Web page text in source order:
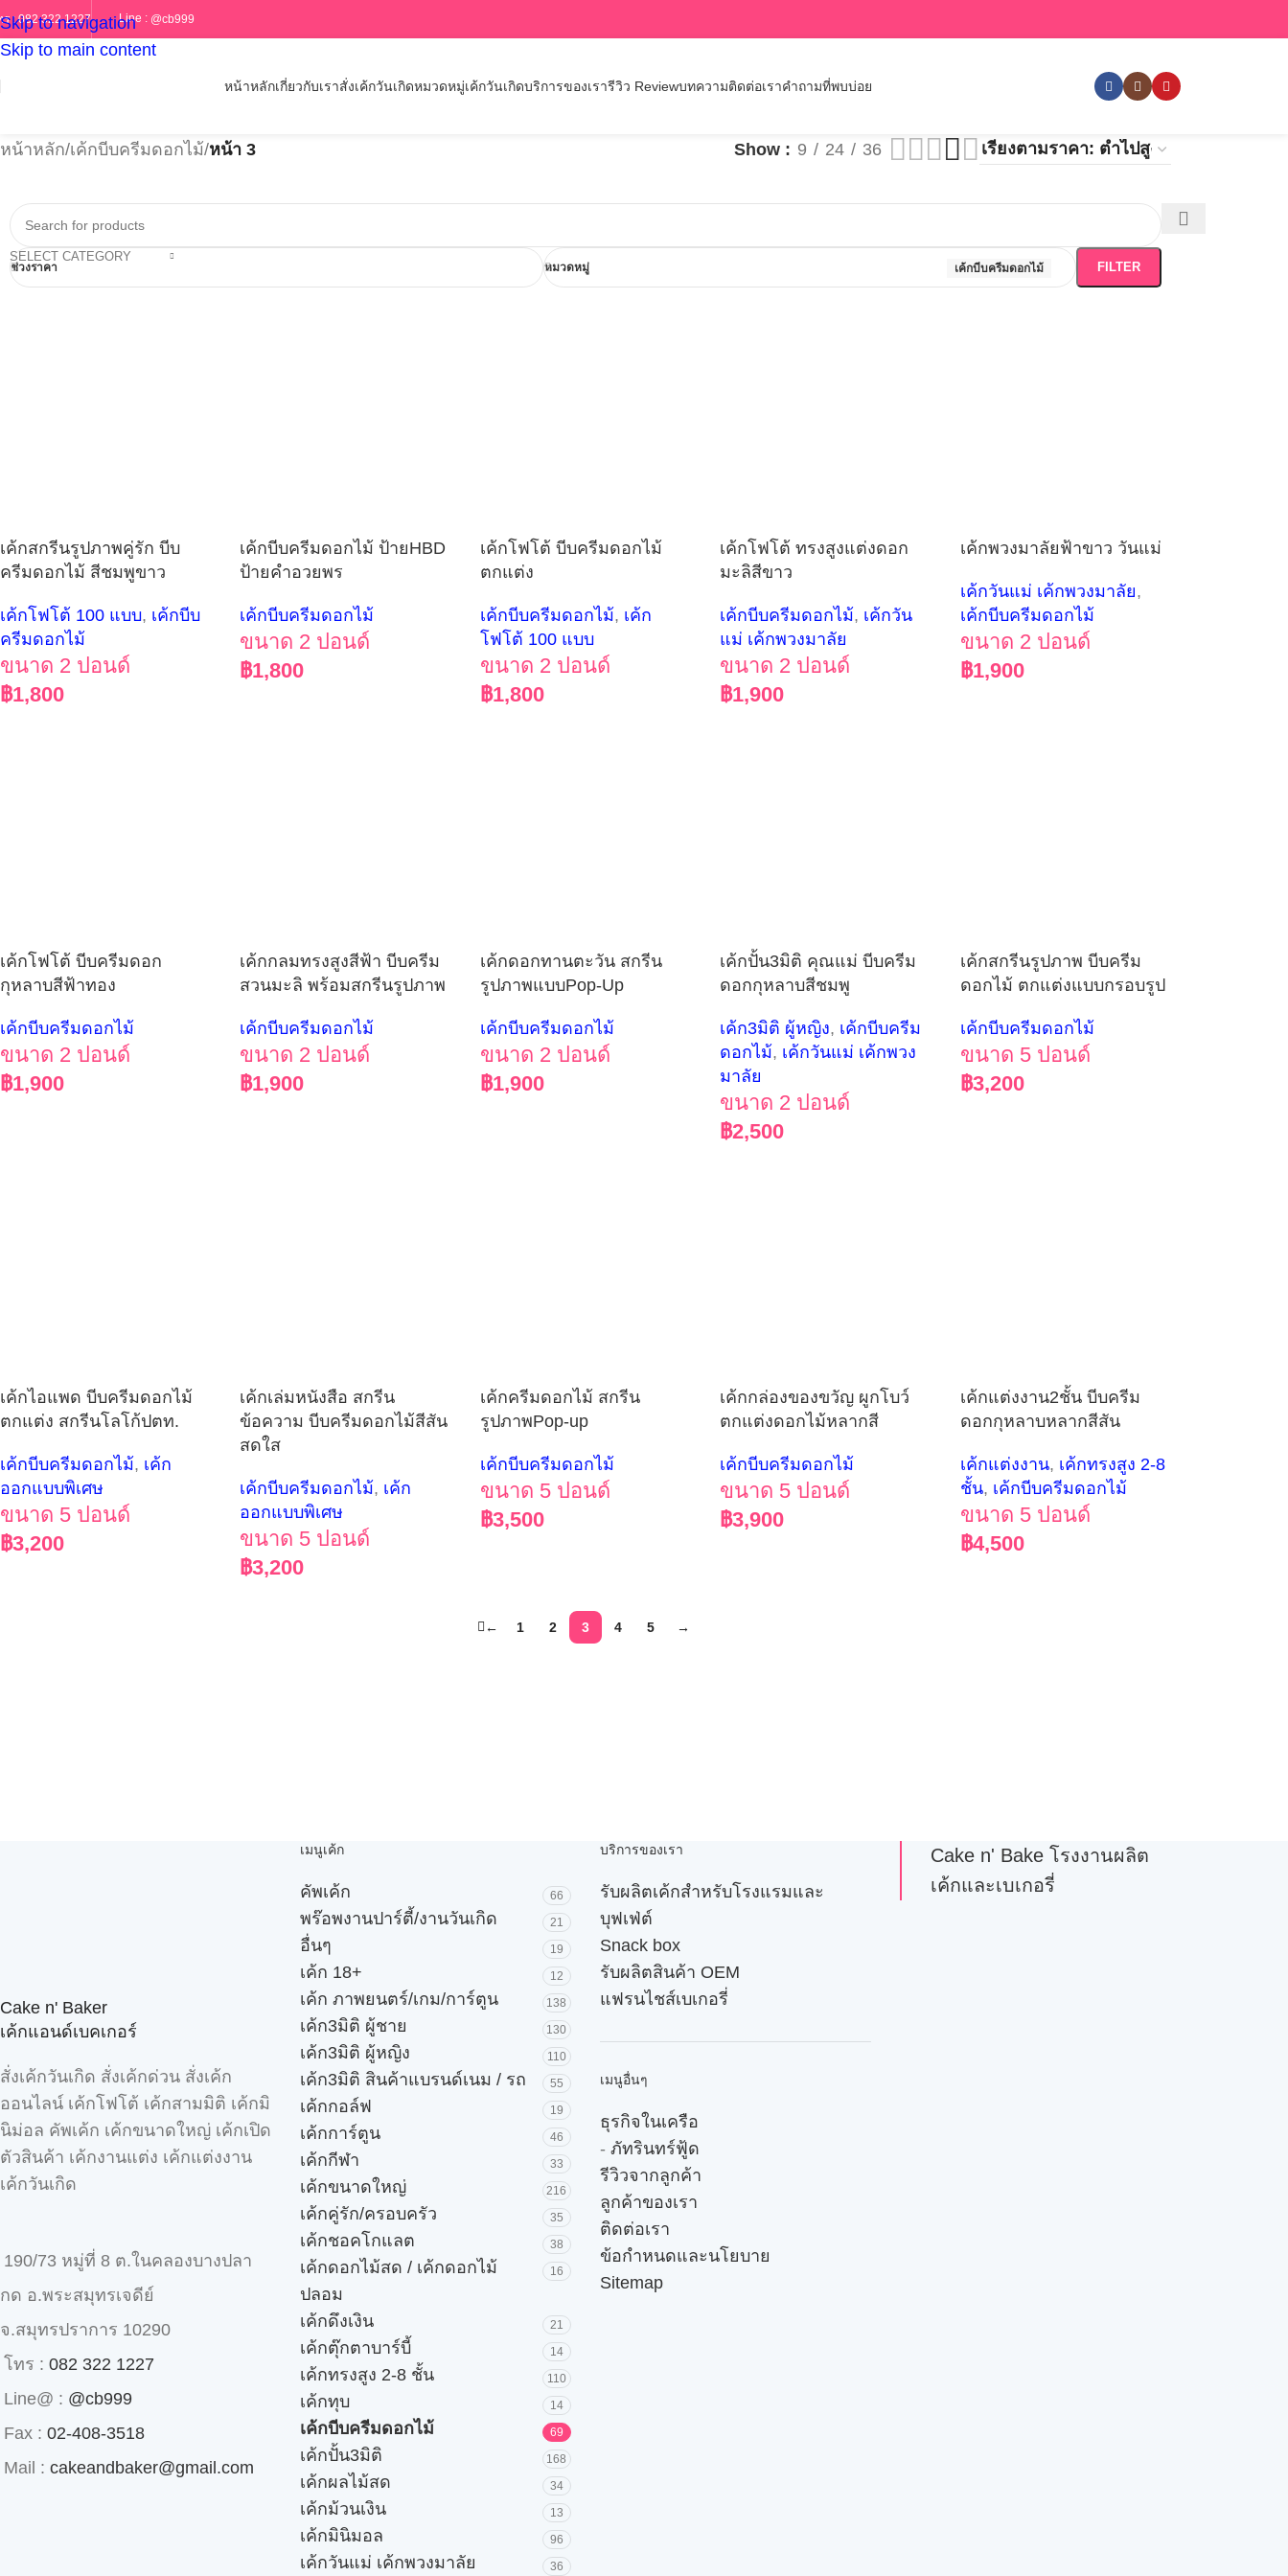
Skip to navigation
Skip to main content
ร : 082 322 1227 Line : @cb999
หน้าหลักเกี่ยวกับเราสั่งเค้กวันเกิดหมวดหมู่เค้กวันเกิดบริการของเรารีวิว Reviewบทความติดต่อเราคำถามที่พบบ่อย
หน้าหลัก/เค้กบีบครีมดอกไม้/หน้า 3 Show 9 24 36
SELECT CATEGORY
ช่วงราคา หมวดหมู่ เค้กบีบครีมดอกไม้ FILTER
เค้กสกรีนรูปภาพคู่รัก บีบ
ครีมดอกไม้ สีชมพูขาว
เค้กโฟโต้ 100 แบบ, เค้กบีบ
ครีมดอกไม้
ขนาด 2 ปอนด์
฿1,800
เค้กบีบครีมดอกไม้ ป้ายHBD
ป้ายคำอวยพร
เค้กบีบครีมดอกไม้
ขนาด 2 ปอนด์
฿1,800
เค้กโฟโต้ บีบครีมดอกไม้
ตกแต่ง
เค้กบีบครีมดอกไม้, เค้ก
โฟโต้ 100 แบบ
ขนาด 2 ปอนด์
฿1,800
เค้กโฟโต้ ทรงสูงแต่งดอก
มะลิสีขาว
เค้กบีบครีมดอกไม้, เค้กวัน
แม่ เค้กพวงมาลัย
ขนาด 2 ปอนด์
฿1,900
เค้กพวงมาลัยฟ้าขาว วันแม่
เค้กวันแม่ เค้กพวงมาลัย,
เค้กบีบครีมดอกไม้
ขนาด 2 ปอนด์
฿1,900
เค้กโฟโต้ บีบครีมดอก
กุหลาบสีฟ้าทอง
เค้กบีบครีมดอกไม้
ขนาด 2 ปอนด์
฿1,900
เค้กกลมทรงสูงสีฟ้า บีบครีม
สวนมะลิ พร้อมสกรีนรูปภาพ
เค้กบีบครีมดอกไม้
ขนาด 2 ปอนด์
฿1,900
เค้กดอกทานตะวัน สกรีน
รูปภาพแบบPop-Up
เค้กบีบครีมดอกไม้
ขนาด 2 ปอนด์
฿1,900
เค้กปั้น3มิติ คุณแม่ บีบครีม
ดอกกุหลาบสีชมพู
เค้ก3มิติ ผู้หญิง, เค้กบีบครีม
ดอกไม้, เค้กวันแม่ เค้กพวง
มาลัย
ขนาด 2 ปอนด์
฿2,500
เค้กสกรีนรูปภาพ บีบครีม
ดอกไม้ ตกแต่งแบบกรอบรูป
เค้กบีบครีมดอกไม้
ขนาด 5 ปอนด์
฿3,200
เค้กไอแพด บีบครีมดอกไม้
ตกแต่ง สกรีนโลโก้ปตท.
เค้กบีบครีมดอกไม้, เค้ก
ออกแบบพิเศษ
ขนาด 5 ปอนด์
฿3,200
เค้กเล่มหนังสือ สกรีน
ข้อความ บีบครีมดอกไม้สีสัน
สดใส
เค้กบีบครีมดอกไม้, เค้ก
ออกแบบพิเศษ
ขนาด 5 ปอนด์
฿3,200
เค้กครีมดอกไม้ สกรีน
รูปภาพPop-up
เค้กบีบครีมดอกไม้
ขนาด 5 ปอนด์
฿3,500
เค้กกล่องของขวัญ ผูกโบว์
ตกแต่งดอกไม้หลากสี
เค้กบีบครีมดอกไม้
ขนาด 5 ปอนด์
฿3,900
เค้กแต่งงาน2ชั้น บีบครีม
ดอกกุหลาบหลากสีสัน
เค้กแต่งงาน, เค้กทรงสูง 2-8
ชั้น, เค้กบีบครีมดอกไม้
ขนาด 5 ปอนด์
฿4,500
← 1 2 3 4 5 →
Cake n' Baker
เค้กแอนด์เบคเกอร์
สั่งเค้กวันเกิด สั่งเค้กด่วน สั่งเค้ก
ออนไลน์ เค้กโฟโต้ เค้กสามมิติ เค้กมิ
นิม่อล คัพเค้ก เค้กขนาดใหญ่ เค้กเปิด
ตัวสินค้า เค้กงานแต่ง เค้กแต่งงาน
เค้กวันเกิด
190/73 หมู่ที่ 8 ต.ในคลองบางปลา
กด อ.พระสมุทรเจดีย์
จ.สมุทรปราการ 10290
โทร : 082 322 1227
Line@ : @cb999
Fax : 02-408-3518
Mail : cakeandbaker@gmail.com
เมนูเค้ก
คัพเค้ก 66
พร๊อพงานปาร์ตี้/งานวันเกิด 21
อื่นๆ 19
เค้ก 18+ 12
เค้ก ภาพยนตร์/เกม/การ์ตูน 138
เค้ก3มิติ ผู้ชาย 130
เค้ก3มิติ ผู้หญิง 110
เค้ก3มิติ สินค้าแบรนด์เนม / รถ 55
เค้กกอล์ฟ 19
เค้กการ์ตูน 46
เค้กกีฬา 33
เค้กขนาดใหญ่ 216
เค้กคู่รัก/ครอบครัว 35
เค้กชอคโกแลต 38
เค้กดอกไม้สด / เค้กดอกไม้
ปลอม
16
เค้กดึงเงิน 21
เค้กตุ๊กตาบาร์บี้ 14
เค้กทรงสูง 2-8 ชั้น 110
เค้กทุบ 14
เค้กบีบครีมดอกไม้ 69
เค้กปั้น3มิติ 168
เค้กผลไม้สด 34
เค้กม้วนเงิน 13
เค้กมินิมอล 96
เค้กวันแม่ เค้กพวงมาลัย 36
บริการของเรา
รับผลิตเค้กสำหรับโรงแรมและ
บุฟเฟ่ต์
Snack box
รับผลิตสินค้า OEM
แฟรนไชส์เบเกอรี่
เมนูอื่นๆ
ธุรกิจในเครือ
- ภัทรินทร์ฟู้ด
รีวิวจากลูกค้า
ลูกค้าของเรา
ติดต่อเรา
ข้อกำหนดและนโยบาย
Sitemap
Cake n' Bake โรงงานผลิต
เค้กและเบเกอรี่